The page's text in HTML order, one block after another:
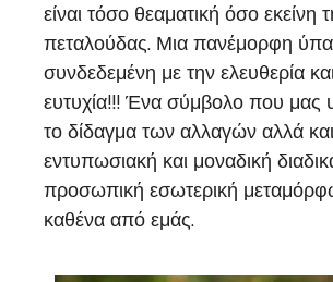
είναι τόσο θεαματική όσο εκείνη
πεταλούδας. Μια πανέμορφη
συνδεδεμένη με την ελευθερία
ευτυχία!!! Ένα σύμβολο που μας
το δίδαγμα των αλλαγών αλλά
εντυπωσιακή και μοναδική
προσωπική εσωτερική
καθένα από εμάς.